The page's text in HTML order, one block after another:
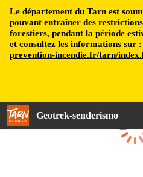
Le département du Tarn est
pouvant entraîner des restrictions
forestiers, pendant la période
et consultez les informations sur :
prevention-incendie.fr/tarn/
Geotrek-senderismo